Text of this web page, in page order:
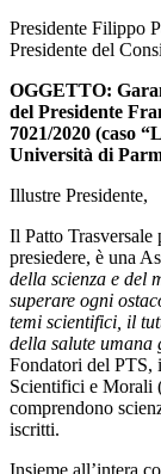
Presidente Filippo
Presidente del
OGGETTO:
del Presidente
7021/2020 (caso
Università di
Illustre Presidente,
Il Patto Trasversale
presiedere, è una
della scienza e del
superare ogni
temi scientifici, il
della salute
Fondatori del
Scientifici e Morali
comprendono
iscritti.